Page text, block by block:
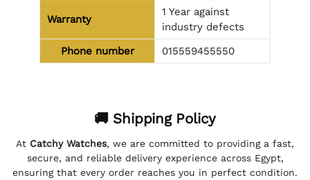
Warranty
1 Year against
industry defects
Phone number
015559455550
🚚 Shipping Policy
At Catchy Watches, we are committed to providing a fast,
secure, and reliable delivery experience across Egypt,
ensuring that every order reaches you in perfect condition.